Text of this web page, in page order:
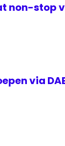
non-stop
via